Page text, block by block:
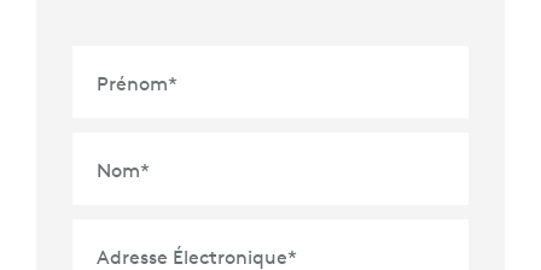
Prénom*
Nom*
Adresse Électronique*